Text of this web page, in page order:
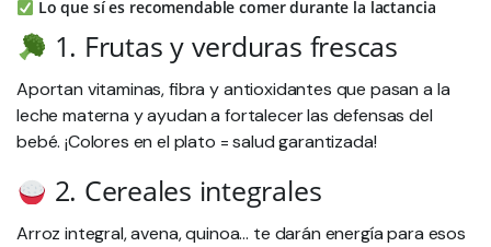
Lo que sí es recomendable comer durante la lactancia
1. Frutas y verduras frescas
Aportan vitaminas, fibra y antioxidantes que pasan a la
leche materna y ayudan a fortalecer las defensas del
bebé. ¡Colores en el plato = salud garantizada!
2. Cereales integrales
Arroz integral, avena, quinoa… te darán energía para esos